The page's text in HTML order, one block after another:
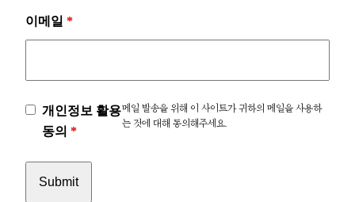
이메일 *
개인정보 활용
동의*
메일 발송을 위해 이 사이트가 귀하의 메일을 사용하
는 것에 대해 동의해주세요.